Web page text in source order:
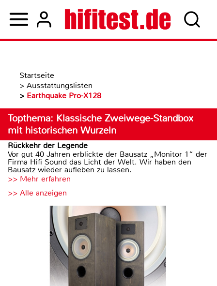
Startseite
> Ausstattungslisten
> Earthquake Pro-X128
Topthema: Klassische Zweiwege-Standbox
mit historischen Wurzeln
Rückkehr der Legende
Vor gut 40 Jahren erblickte der Bausatz „Monitor 1“ der
Firma Hifi Sound das Licht der Welt. Wir haben den
Bausatz wieder aufleben zu lassen.
>> Mehr erfahren
>> Alle anzeigen